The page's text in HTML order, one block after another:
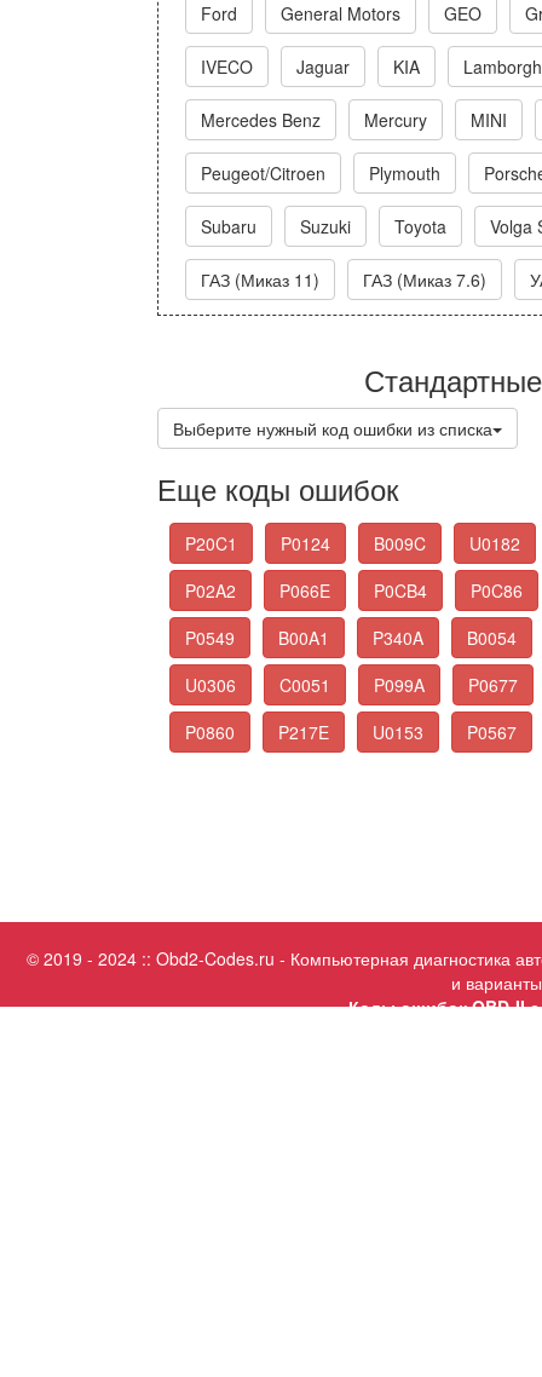
Ford General Motors GEO
IVECO Jaguar KIA
Mercedes Benz Mercury MINI
Peugeot/Citroen Plymouth
Subaru Suzuki Toyota Volga
ГАЗ (Миказ 11) ГАЗ (Миказ 7.6)
Выберите нужный код ошибки из списка
Еще коды ошибок
P20C1 P0124 B009C
U0182
P02A2
P066E P0CB4
P0C86
P0549
B00A1 P340A
B0054
U0306
C0051 P099A
P0677
P0860
P217E U0153 P0567
© 2019 - 2024 :: Obd2-Codes.ru - Компьютерная диагностика
и
Коды ошибок OBD-II